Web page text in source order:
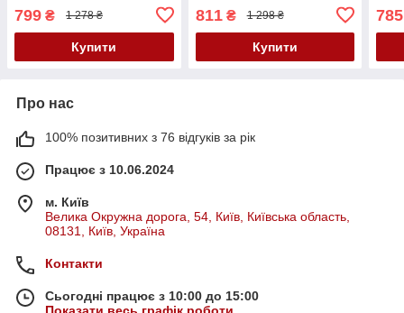
799 ₴ 1 278 ₴
Купити
811₴ 1 298 ₴
Купити
785
Про нас
100% позитивних з 76 відгуків за рік
Працює з 10.06.2024
м. Київ
Велика Окружна дорога, 54, Київ, Київська область,
08131, Київ, Україна
Контакти
Сьогодні працює з 10:00 до 15:00